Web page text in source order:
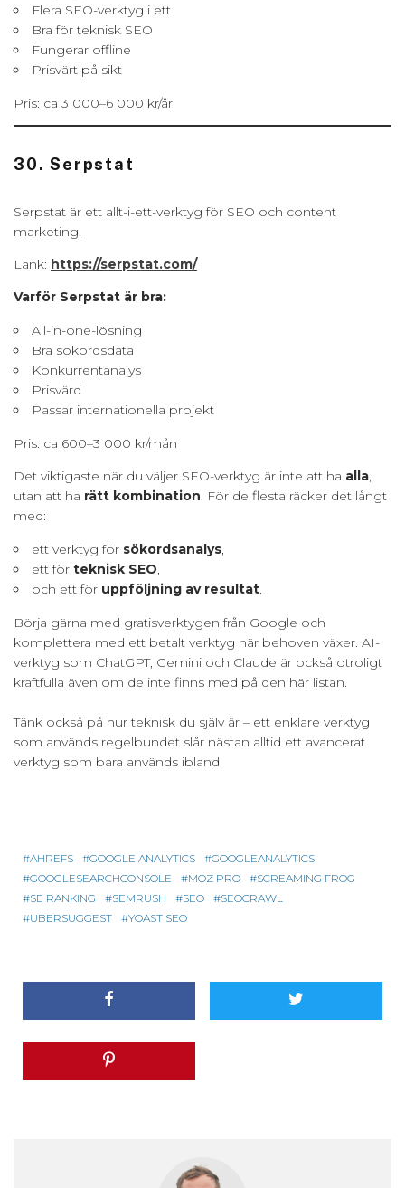
Flera SEO-verktyg i ett
Bra för teknisk SEO
Fungerar offline
Prisvärt på sikt
Pris: ca 3 000–6 000 kr/år
30. Serpstat
Serpstat är ett allt-i-ett-verktyg för SEO och content
marketing.
Länk: https://serpstat.com/
Varför Serpstat är bra:
All-in-one-lösning
Bra sökordsdata
Konkurrentanalys
Prisvärd
Passar internationella projekt
Pris: ca 600–3 000 kr/mån
Det viktigaste när du väljer SEO-verktyg är inte att ha alla,
utan att ha rätt kombination. För de flesta räcker det långt
med:
ett verktyg för sökordsanalys,
ett för teknisk SEO,
och ett för uppföljning av resultat.
Börja gärna med gratisverktygen från Google och
komplettera med ett betalt verktyg när behoven växer. AI-
verktyg som ChatGPT, Gemini och Claude är också otroligt
kraftfulla även om de inte finns med på den här listan.
Tänk också på hur teknisk du själv är – ett enklare verktyg
som används regelbundet slår nästan alltid ett avancerat
verktyg som bara används ibland
AHREFS GOOGLE ANALYTICS
GOOGLEANALYTICS
GOOGLESEARCHCONSOLE
MOZ PRO
SCREAMING FROG
SE RANKING
SEMRUSH SEO
SEOCRAWL
UBERSUGGEST
YOAST SEO